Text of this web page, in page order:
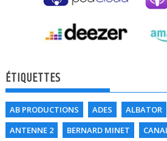
ÉTIQUETTES
AB PRODUCTIONS ADES ALBATOR
ANTENNE 2
BERNARD MINET